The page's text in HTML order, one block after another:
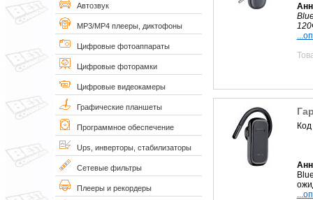
Автозвук
MP3/MP4 плееры, диктофоны
Цифровые фотоаппараты
Цифровые фоторамки
Цифровые видеокамеры
Графические планшеты
Программное обеспечение
Ups, инверторы, стабилизаторы
Сетевые фильтры
Плееры и рекордеры